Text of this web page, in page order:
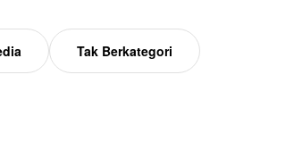
Tak Berkategori